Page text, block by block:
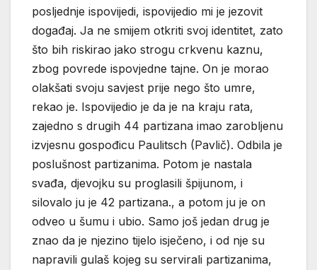
posljednje ispovijedi, ispovijedio mi je jezovit
događaj. Ja ne smijem otkriti svoj identitet, zato
što bih riskirao jako strogu crkvenu kaznu,
zbog povrede ispovjedne tajne. On je morao
olakšati svoju savjest prije nego što umre,
rekao je. Ispovijedio je da je na kraju rata,
zajedno s drugih 44 partizana imao zarobljenu
izvjesnu gospođicu Paulitsch (Pavlič). Odbila je
poslušnost partizanima. Potom je nastala
svađa, djevojku su proglasili špijunom, i
silovalo ju je 42 partizana., a potom ju je on
odveo u šumu i ubio. Samo još jedan drug je
znao da je njezino tijelo isječeno, i od nje su
napravili gulaš kojeg su servirali partizanima,